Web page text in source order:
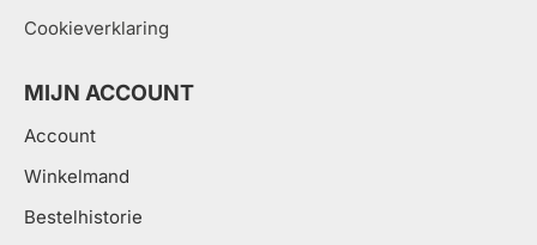
Cookieverklaring
MIJN ACCOUNT
Account
Winkelmand
Bestelhistorie